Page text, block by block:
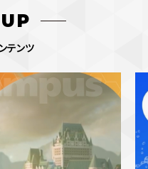
テンツ